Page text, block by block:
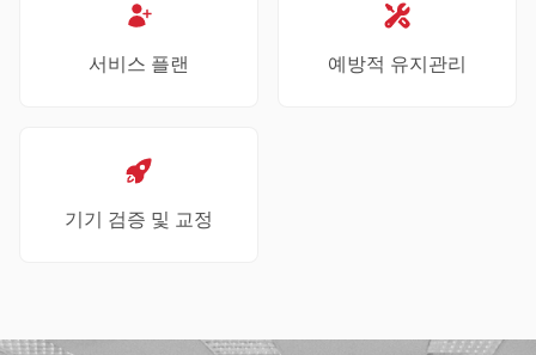
서비스 플랜 예방적 유지관리
기기 검증 및 교정